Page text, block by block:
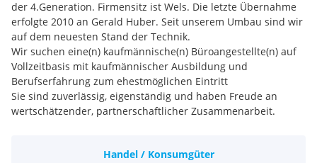
der 4.Generation. Firmensitz ist Wels. Die letzte Übernahme
erfolgte 2010 an Gerald Huber. Seit unserem Umbau sind wir
auf dem neuesten Stand der Technik.
Wir suchen eine(n) kaufmännische(n) Büroangestellte(n) auf
Vollzeitbasis mit kaufmännischer Ausbildung und
Berufserfahrung zum ehestmöglichen Eintritt
Sie sind zuverlässig, eigenständig und haben Freude an
wertschätzender, partnerschaftlicher Zusammenarbeit.
und Ausgangsabrechnungen, Preiswartung usw.
Handel / Konsumgüter